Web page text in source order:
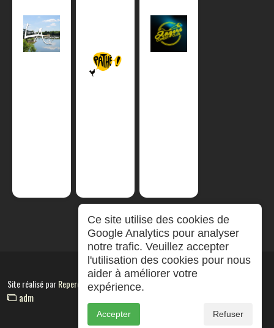
Site réalisé parRepereCom
adm
Ce site utilise des cookies de
Google Analytics pour analyser
notre trafic. Veuillez accepter
l'utilisation des cookies pour nous
aider à améliorer votre
expérience.
Accepter Refuser